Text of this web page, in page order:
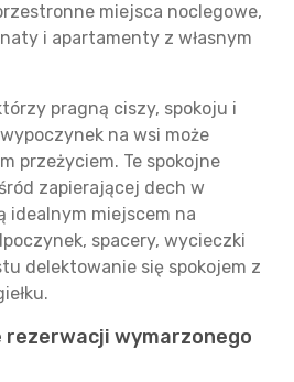
miejsca noclegowe,
i apartamenty z własnym
pragną ciszy, spokoju i
na wsi może
przeżyciem. Te spokojne
zapierającej dech w
idealnym miejscem na
spacery, wycieczki
delektowanie się spokojem z
rezerwacji wymarzonego